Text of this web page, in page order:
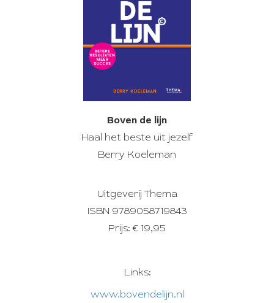
Boven de lijn
Haal het beste uit jezelf
Berry Koeleman
Uitgeverij Thema
ISBN 9789058719843
Prijs: € 19,95
Links:
www.bovendelijn.nl